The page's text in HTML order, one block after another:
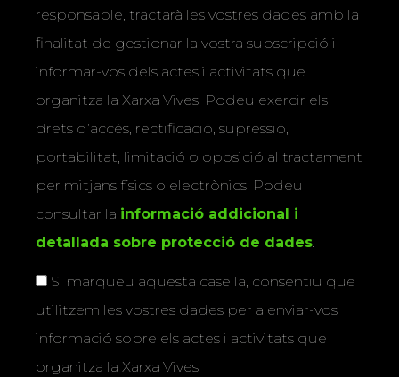
responsable, tractarà les vostres dades amb la
finalitat de gestionar la vostra subscripció i
informar-vos dels actes i activitats que
organitza la Xarxa Vives. Podeu exercir els
drets d’accés, rectificació, supressió,
portabilitat, limitació o oposició al tractament
per mitjans físics o electrònics. Podeu
consultar la informació addicional i
detallada sobre protecció de dades.
Si marqueu aquesta casella, consentiu que
utilitzem les vostres dades per a enviar-vos
informació sobre els actes i activitats que
organitza la Xarxa Vives.